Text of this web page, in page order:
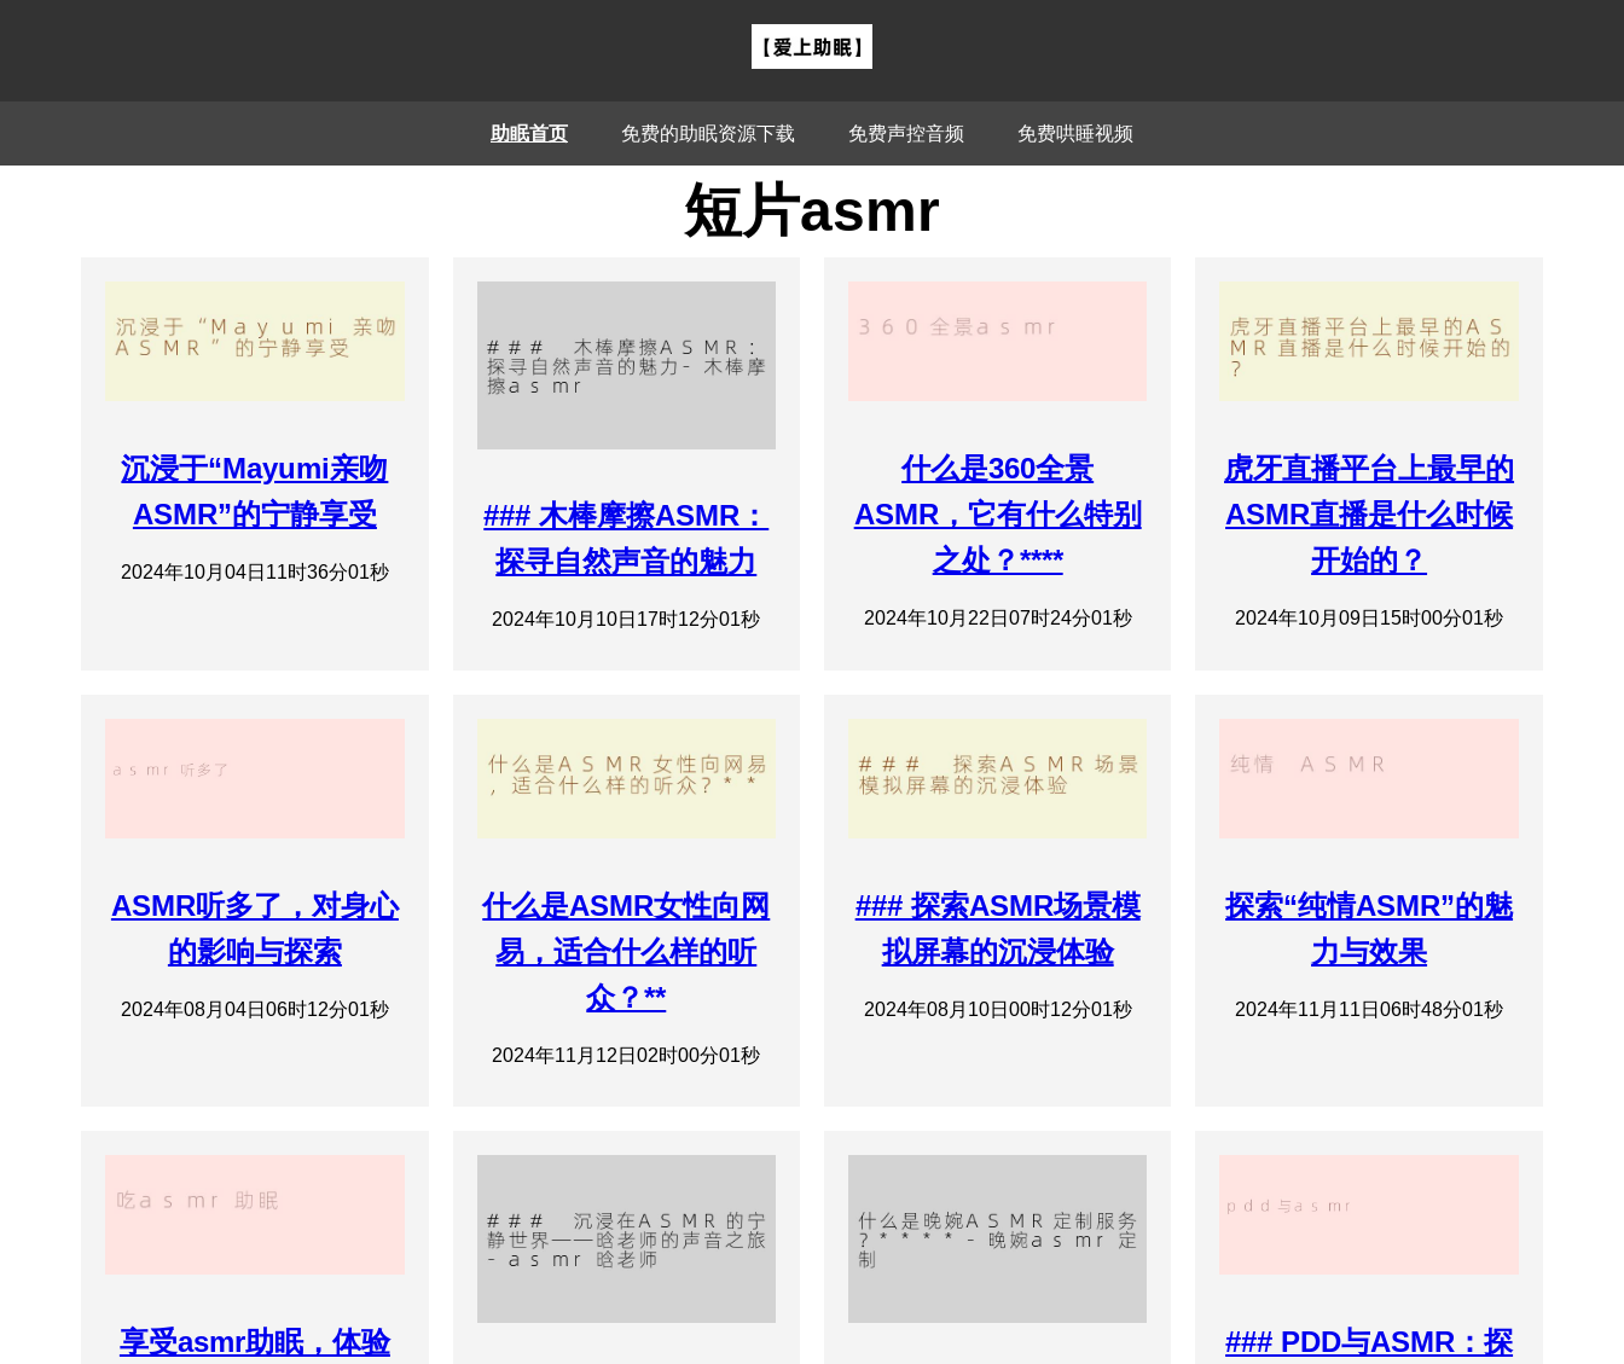
助眠首页 免费的助眠资源下载 免费声控音频 免费哄睡视频
短片asmr
沉浸于“Mayumi亲吻
ASMR”的宁静享受
2024年10月04日11时36分01秒
### 木棒摩擦ASMR：
探寻自然声音的魅力
2024年10月10日17时12分01秒
什么是360全景
ASMR，它有什么特别
之处？****
2024年10月22日07时24分01秒
虎牙直播平台上最早的
ASMR直播是什么时候
开始的？
2024年10月09日15时00分01秒
ASMR听多了，对身心
的影响与探索
2024年08月04日06时12分01秒
什么是ASMR女性向网
易，适合什么样的听
众？**
2024年11月12日02时00分01秒
### 探索ASMR场景模
拟屏幕的沉浸体验
2024年08月10日00时12分01秒
探索“纯情ASMR”的魅
力与效果
2024年11月11日06时48分01秒
享受asmr助眠，体验
### PDD与ASMR：探